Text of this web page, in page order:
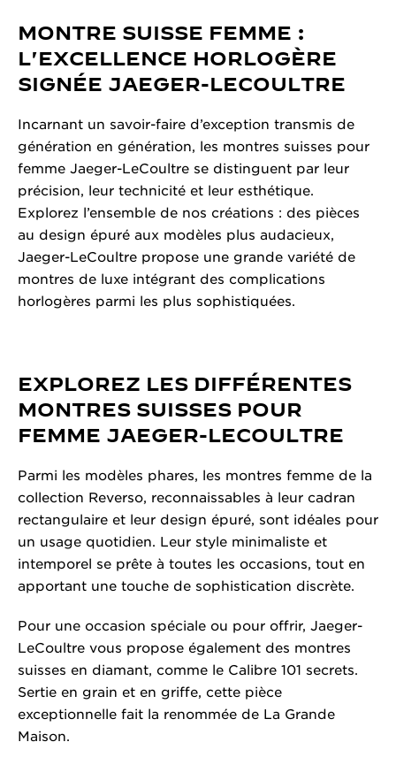
MONTRE SUISSE FEMME :
L'EXCELLENCE HORLOGÈRE
SIGNÉE JAEGER-LECOULTRE
Incarnant un savoir-faire d’exception transmis de
génération en génération, les montres suisses pour
femme Jaeger-LeCoultre se distinguent par leur
précision, leur technicité et leur esthétique.
Explorez l’ensemble de nos créations : des pièces
au design épuré aux modèles plus audacieux,
Jaeger-LeCoultre propose une grande variété de
montres de luxe intégrant des complications
horlogères parmi les plus sophistiquées.
EXPLOREZ LES DIFFÉRENTES
MONTRES SUISSES POUR
FEMME JAEGER-LECOULTRE
Parmi les modèles phares, les montres femme de la
collection Reverso, reconnaissables à leur cadran
rectangulaire et leur design épuré, sont idéales pour
un usage quotidien. Leur style minimaliste et
intemporel se prête à toutes les occasions, tout en
apportant une touche de sophistication discrète.
Pour une occasion spéciale ou pour offrir, Jaeger-
LeCoultre vous propose également des montres
suisses en diamant, comme le Calibre 101 secrets.
Sertie en grain et en griffe, cette pièce
exceptionnelle fait la renommée de La Grande
Maison.